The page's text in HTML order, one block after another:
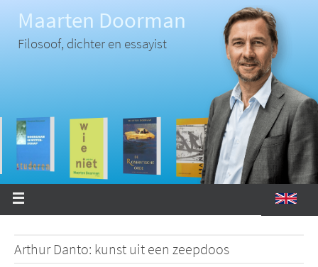
inhoud
Maarten Doorman
Filosoof, dichter en essayist
Arthur Danto: kunst uit een zeepdoos